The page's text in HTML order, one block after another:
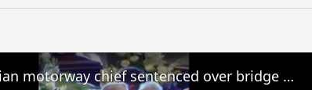
Former Italian motorway chief sentenced over bridge collapse